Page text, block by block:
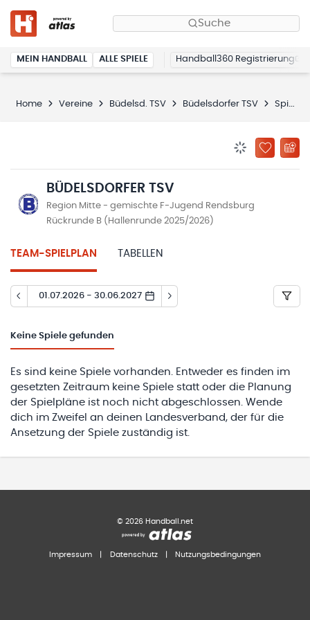
Suche
MEIN HANDBALL ALLE SPIELE Handball360 Registrierung
Home Vereine Büdelsd. TSV Büdelsdorfer TSV Spielplan
ZU
BÜDELSDORFER TSV
Region Mitte - gemischte F-Jugend Rendsburg
Rückrunde B (Hallenrunde 2025/2026)
TEAM-SPIELPLAN TABELLEN
01.07.2026 - 30.06.2027
Keine Spiele gefunden
Es sind keine Spiele vorhanden. Entweder es finden im
gesetzten Zeitraum keine Spiele statt oder die Planung
der Spielpläne ist noch nicht abgeschlossen. Wende
dich im Zweifel an deinen Landesverband, der für die
Ansetzung der Spiele zuständig ist.
© 2026 Handball.net
Impressum Datenschutz Nutzungsbedingungen